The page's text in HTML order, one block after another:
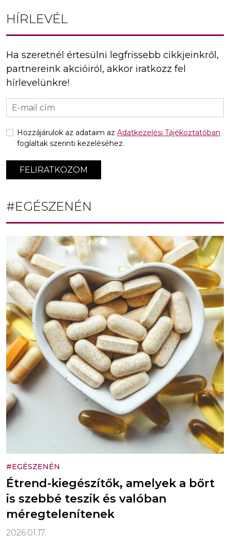
HÍRLEVÉL
Ha szeretnél értesülni legfrissebb cikkjeinkről,
partnereink akcióiról, akkor iratkozz fel
hírlevelünkre!
FELIRATKOZOM
Hozzájárulok az adataim az Adatkezelési Tájékoztatóban
foglaltak szerinti kezeléséhez.
#EGÉSZENÉN
#EGÉSZENÉN
Étrend-kiegészítők, amelyek a bőrt
is szebbé teszik és valóban
méregtelenítenek
2026.01.17.